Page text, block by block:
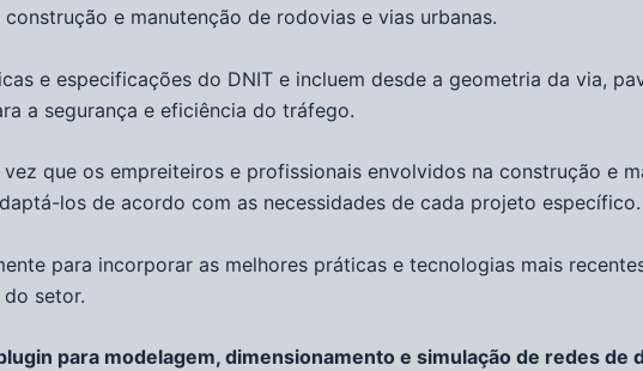
e manutenção de rodovias e vias urbanas.
e especificações do DNIT e incluem desde a geometria da via,
a segurança e eficiência do tráfego.
que os empreiteiros e profissionais envolvidos na construção e
los de acordo com as necessidades de cada projeto específico.
para incorporar as melhores práticas e tecnologias mais
setor.
para modelagem, dimensionamento e simulação de redes de